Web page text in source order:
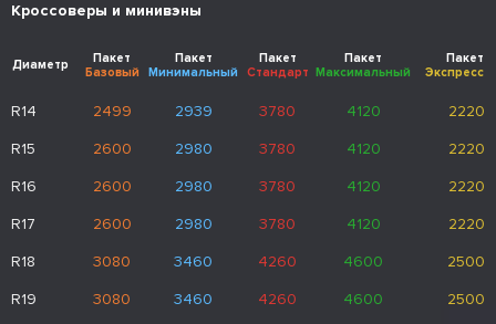
Кроссоверы и минивэны
Диаметр
Пакет
Базовый
Пакет
Минимальный
Пакет
Стандарт
Пакет
Максимальный
Пакет
Экспресс
R14 2499 2939 3780 4120
2220
R15
2600 2980 3780 4120
2220
R16
2600 2980 3780 4120
2220
R17
2600 2980 3780 4120
2220
R18
3080 3460 4260 4600
2500
R19
3080 3460 4260 4600
2500